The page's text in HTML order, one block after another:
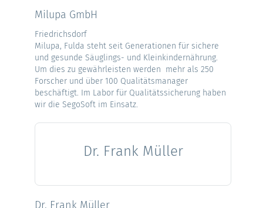
Milupa GmbH
Friedrichsdorf
Milupa, Fulda steht seit Generationen für sichere
und gesunde Säuglings- und Kleinkindernährung.
Um dies zu gewährleisten werden mehr als 250
Forscher und über 100 Qualitätsmanager
beschäftigt. Im Labor für Qualitätssicherung haben
wir die SegoSoft im Einsatz.
Dr. Frank Müller
Dr. Frank Müller